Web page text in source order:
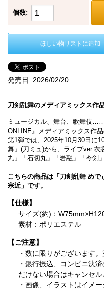
個数:
ほしい物リストに追加
発売日: 2026/02/20
刀剣乱舞のメディアミックス作
ミュージカル、舞台、歌舞伎
ONLINE』メディアミックス作
第1弾では、2025年10月30日に
舞』(刀ミュ)から、ライブver.衣
丸」「石切丸」「岩融」「今剣
こちらの商品は「刀剣乱舞 めで
宗近」です。
【仕様】
サイズ(約)：
素材：ポリエステル
【ご注意】
・数に限りがございます
・銀行振込、コンビニ決
だけない場合はキャンセル
・画像、イラストはイメ